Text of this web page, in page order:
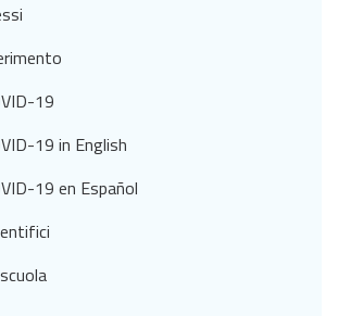
19
19 in English
19 en Español